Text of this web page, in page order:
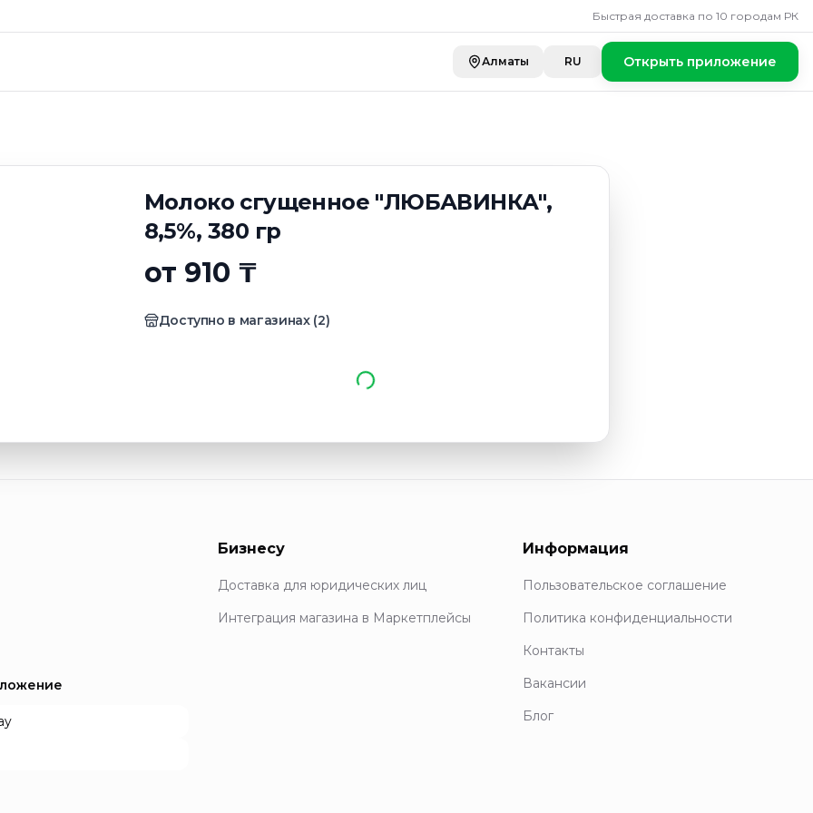
Быстрая доставка по 10 городам РК
Алматы RU Открыть приложение
Молоко сгущенное "ЛЮБАВИНКА",
8,5%, 380 гр
от 910 ₸
Доступно в магазинах(2)
"ЛЮБАВИНКА", 8,5%, 380
Бизнесу
Доставка для юридических лиц
Интеграция магазина в Маркетплейсы
Информация
Пользовательское соглашение
Политика конфиденциальности
Контакты
Вакансии
Блог